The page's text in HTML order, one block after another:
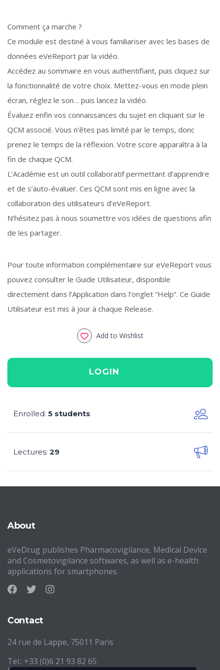
Comment ça marche ?
Ce module est destiné à vous familiariser avec les bases de
données eVeReport par la vidéo.
Accédez au sommaire en vous authentifiant, puis cliquez sur
la fonctionnalité de votre choix. Mettez-vous en mode plein
écran, réglez le son… puis lancez la vidéo.
Évaluez enfin vos connaissances du sujet en cliquant sur le
QCM associé. Vous n’êtes pas limité par le temps, donc
prenez le temps de la réflexion. Votre score apparaîtra à la
fin de chaque QCM.
L’Académie est un outil collaboratif permettant d’apprendre
et de s’auto-évaluer. Ces QCM sont mis en ligne avec la
collaboration des utilisateurs d’eVeReport.
N’hésitez pas à nous soumettre vos idées de questions afin
de les partager.
Pour toute information complémentaire sur eVeReport vous
pouvez consulter le Guide Utilisateur, disponible
directement dans l’Application dans l’onglet “Help”. Ce Guide
Utilisateur est mis à jour à chaque Release.
Add to Wishlist
LOGIN
Enrolled: 5 students
Lectures: 29
About
eVeDrug publishes Pharmacovigilance, Medical Device
and Cosmetovigilance softwares, as well as e-health
applications for smartphones.
Contact
24 rue de Lappe, 75011 Paris
Tel.: +33 (0)6 21 93 82 65